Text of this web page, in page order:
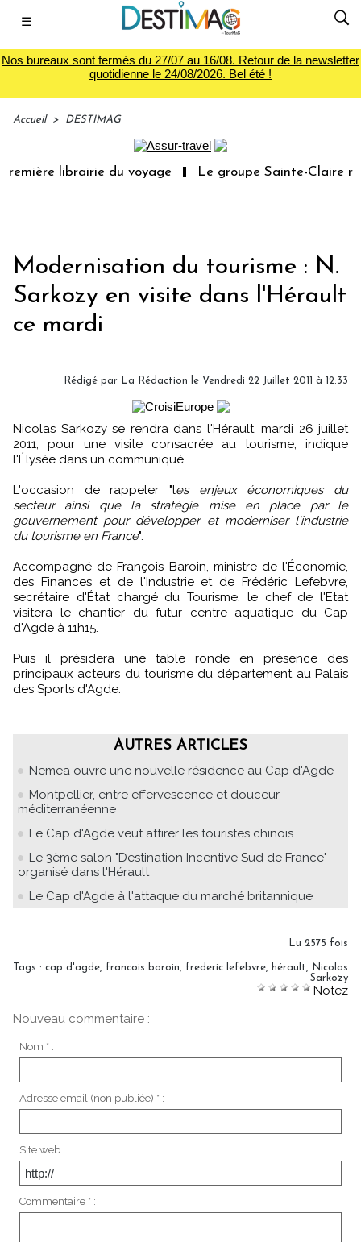
☰
Nos bureaux sont fermés du 27/07 au 16/08. Retour de la newsletter
quotidienne le 24/08/2026. Bel été !
Accueil > DESTIMAG
librairie du voyage Le groupe Sainte-Claire
Modernisation du tourisme : N.
Sarkozy en visite dans l'Hérault
ce mardi
Rédigé par La Rédaction le Vendredi 22 Juillet 2011 à 12:33
Nicolas Sarkozy se rendra dans l'Hérault, mardi 26 juillet
2011, pour une visite consacrée au tourisme, indique
l'Élysée dans un communiqué.
L'occasion de rappeler "les enjeux économiques du
secteur ainsi que la stratégie mise en place par le
gouvernement pour développer et moderniser l'industrie
du tourisme en France".
Accompagné de François Baroin, ministre de l'Économie,
des Finances et de l'Industrie et de Frédéric Lefebvre,
secrétaire d'État chargé du Tourisme, le chef de l'Etat
visitera le chantier du futur centre aquatique du Cap
d'Agde à 11h15.
Puis il présidera une table ronde en présence des
principaux acteurs du tourisme du département au Palais
des Sports d'Agde.
AUTRES ARTICLES
Nemea ouvre une nouvelle résidence au Cap d'Agde
Montpellier, entre effervescence et douceur
méditerranéenne
Le Cap d'Agde veut attirer les touristes chinois
Le 3ème salon "Destination Incentive Sud de France"
organisé dans l'Hérault
Le Cap d'Agde à l'attaque du marché britannique
Lu 2575 fois
Tags : cap d'agde francois baroin frederic lefebvre hérault
Nicolas
Sarkozy
Notez
Nouveau commentaire :
Nom * :
Adresse email (non publiée) * :
Site web :
Commentaire * :